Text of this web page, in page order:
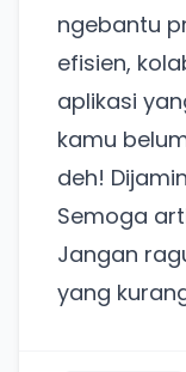
ngebantu
efisien,
aplikasi
kamu
deh!
Semoga
Jangan
yang
Punya
Tanpa daftar